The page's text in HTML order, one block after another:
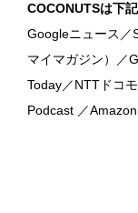
COCONUTSは下
Googleニュース／
マイマガジン）／
Today／NTTドコ
Podcast ／